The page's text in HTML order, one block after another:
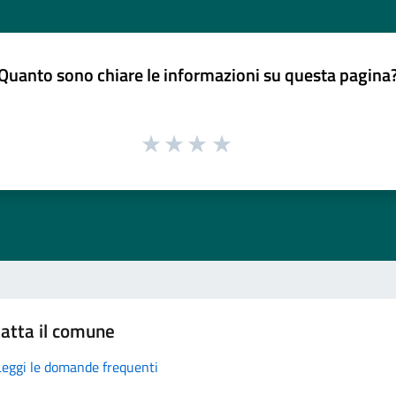
sono chiare le informazioni su questa
il comune
le domande frequenti